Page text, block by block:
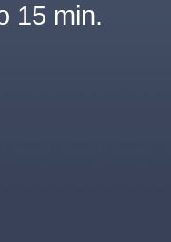
15 min.